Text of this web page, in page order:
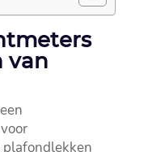
van
plafondlekken